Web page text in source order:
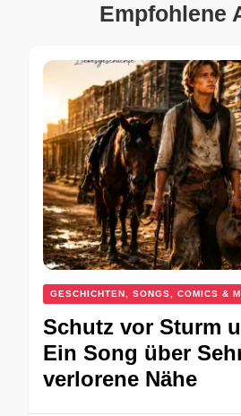
Empfohlene
GESCHICHTEN, SONGS, COMICS &
Schutz vor Sturm
Ein Song über
verlorene Nähe